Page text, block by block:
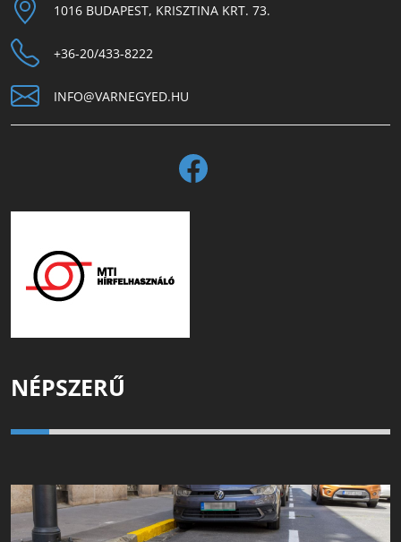
1016 BUDAPEST, KRISZTINA KRT. 73.
+36-20/433-8222
INFO@VARNEGYED.HU
NÉPSZERŰ